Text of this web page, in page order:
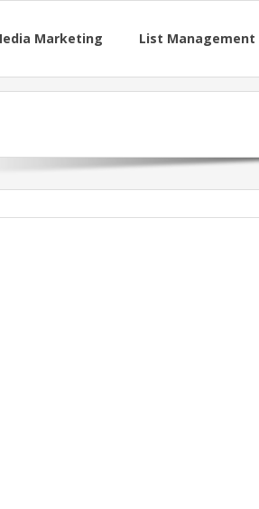
Marketing List Management